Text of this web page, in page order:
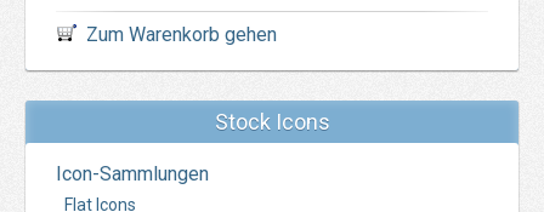
Zum Warenkorb gehen
Stock Icons
Icon-Sammlungen
Flat Icons